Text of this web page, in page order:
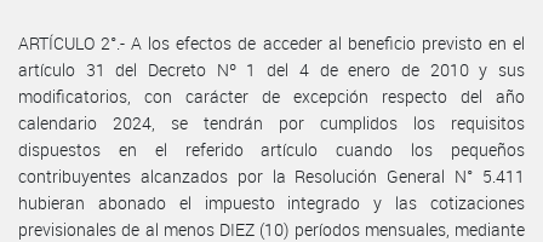
ARTÍCULO 2°.- A los efectos de acceder al beneficio previsto en el
artículo 31 del Decreto Nº 1 del 4 de enero de 2010 y sus
modificatorios, con carácter de excepción respecto del año
calendario 2024, se tendrán por cumplidos los requisitos
dispuestos en el referido artículo cuando los pequeños
contribuyentes alcanzados por la Resolución General N° 5.411
hubieran abonado el impuesto integrado y las cotizaciones
previsionales de al menos DIEZ (10) períodos mensuales, mediante